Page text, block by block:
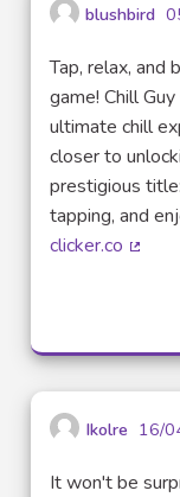
blushbird
Tap, relax, and
game! Chill
ultimate chill
closer to
prestigious
tapping, and
clicker.co
Ikolre 16/
It won't be